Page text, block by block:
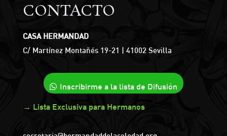
CONTACTO
CASA HERMANDAD
C/ Martínez Montañés 19-21 | 41002 Sevilla
Inscribirme a la lista de Difusión
→ Lista Exclusiva para Hermanos